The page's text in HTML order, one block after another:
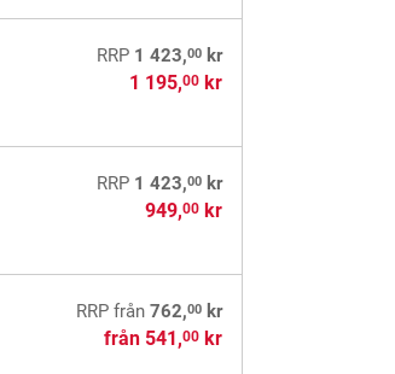
RRP 1 423,00 kr
1 195,00 kr
RRP 1 423,00 kr
949,00 kr
RRP från762,00 kr
från 541,00 kr